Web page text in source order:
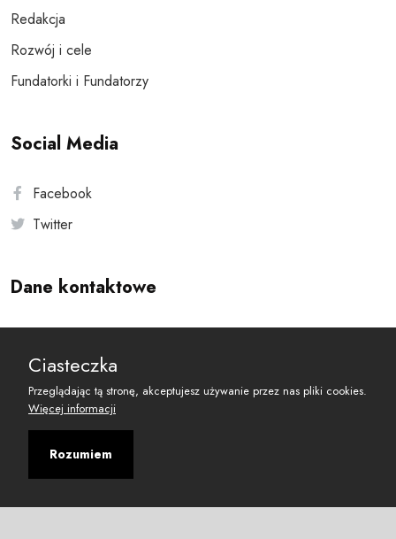
Redakcja
Rozwój i cele
Fundatorki i Fundatorzy
Social Media
Facebook
Twitter
Dane kontaktowe
reset@resetobywatelski.pl
Ciasteczka
Przeglądając tą stronę, akceptujesz używanie przez nas pliki cookies.
Więcej informacji
Rozumiem